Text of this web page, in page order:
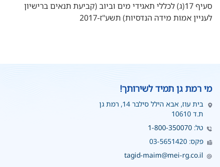
סעיף 17(ג) לכללי תאגידי מים וביוב (קביעת תנאים ברישיון
לעניין אמות מידה הנדסיות) תשע"ז-2017
מי רמת גן תמיד לשירותך!
בית עוז, אבא הילל סילבר 14, רמת גן
ת.ד 10610
טל: 1-800-350070
פקס: 03-5651420
tagid-maim@mei-rg.co.il